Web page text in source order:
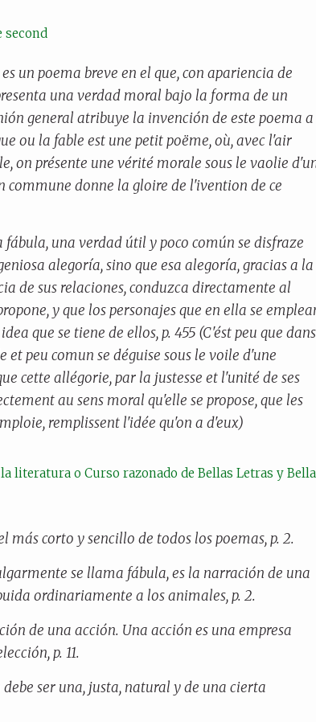
second
un poema breve en el que, con apariencia de
una verdad moral bajo la forma de un
general atribuye la invención de este poema a
ou la fable est une petit poëme, où, avec l'air
on présente une vérité morale sous le vaolie
commune donne la gloire de l'ivention de ce
fábula, una verdad útil y poco común se disfraze
alegoría, sino que esa alegoría, gracias a la
de sus relaciones, conduzca directamente al
y que los personajes que en ella se
que se tiene de ellos, p. 455 (C'ést peu que dans
peu comun se déguise sous le voile d'une
cette allégorie, par la justesse et l'unité de ses
au sens moral qu'elle se propose, que les
remplissent l'idée qu'on a d'eux)
literatura o Curso razonado de Bellas Letras y
más corto y sencillo de todos los poemas, p. 2.
se llama fábula,es la narración de una
ordinariamente a los animales, p. 2.
de una acción. Una acción es una empresa
p. 11.
ser una, justa, natural y de una cierta